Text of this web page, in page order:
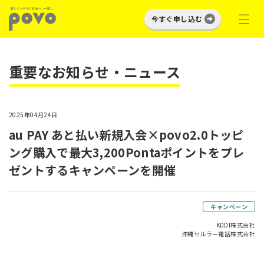
今すぐ申し込む
重要なお知らせ・ニュース
2025年04月24日
au PAY あと払い新規入会×povo2.0トッピ
ング購入で最大3,200Pontaポイントをプレ
ゼントするキャンペーンを開催
キャンペーン
KDDI株式会社
沖縄セルラー電話株式会社